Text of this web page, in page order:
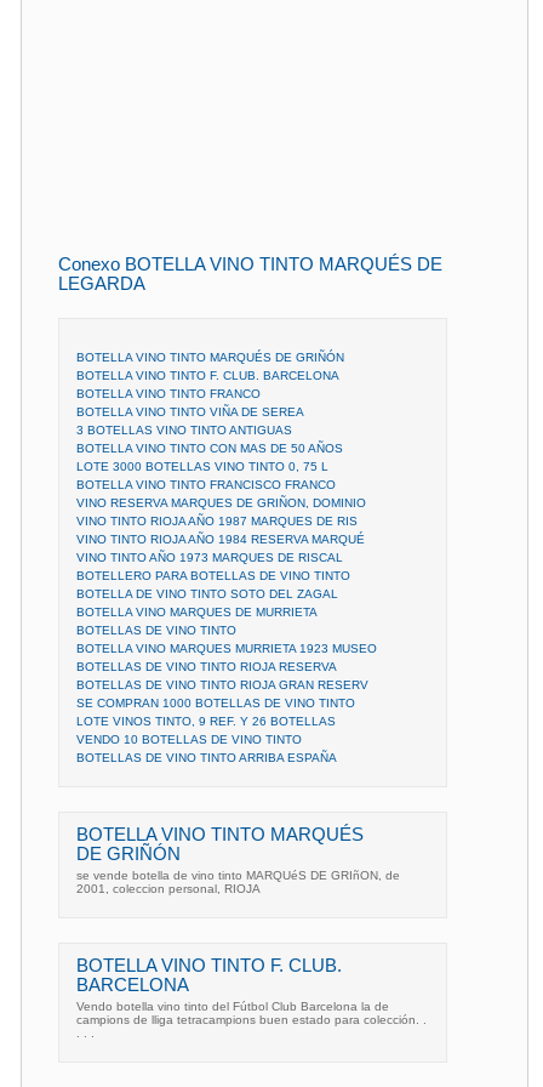
Conexo BOTELLA VINO TINTO MARQUÉS DE
LEGARDA
BOTELLA VINO TINTO MARQUÉS DE GRIÑÓN
BOTELLA VINO TINTO F. CLUB. BARCELONA
BOTELLA VINO TINTO FRANCO
BOTELLA VINO TINTO VIÑA DE SEREA
3 BOTELLAS VINO TINTO ANTIGUAS
BOTELLA VINO TINTO CON MAS DE 50 AÑOS
LOTE 3000 BOTELLAS VINO TINTO 0, 75 L
BOTELLA VINO TINTO FRANCISCO FRANCO
VINO RESERVA MARQUES DE GRIÑON, DOMINIO
VINO TINTO RIOJA AÑO 1987 MARQUES DE RIS
VINO TINTO RIOJA AÑO 1984 RESERVA MARQUÉ
VINO TINTO AÑO 1973 MARQUES DE RISCAL
BOTELLERO PARA BOTELLAS DE VINO TINTO
BOTELLA DE VINO TINTO SOTO DEL ZAGAL
BOTELLA VINO MARQUES DE MURRIETA
BOTELLAS DE VINO TINTO
BOTELLA VINO MARQUES MURRIETA 1923 MUSEO
BOTELLAS DE VINO TINTO RIOJA RESERVA
BOTELLAS DE VINO TINTO RIOJA GRAN RESERV
SE COMPRAN 1000 BOTELLAS DE VINO TINTO
LOTE VINOS TINTO, 9 REF. Y 26 BOTELLAS
VENDO 10 BOTELLAS DE VINO TINTO
BOTELLAS DE VINO TINTO ARRIBA ESPAÑA
BOTELLA VINO TINTO MARQUÉS
DE GRIÑÓN
se vende botella de vino tinto MARQUéS DE GRIñON, de
2001, coleccion personal, RIOJA
BOTELLA VINO TINTO F. CLUB.
BARCELONA
Vendo botella vino tinto del Fútbol Club Barcelona la de
campions de lliga tetracampions buen estado para colección. .
. . .